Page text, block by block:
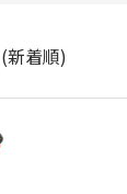
(新着順)